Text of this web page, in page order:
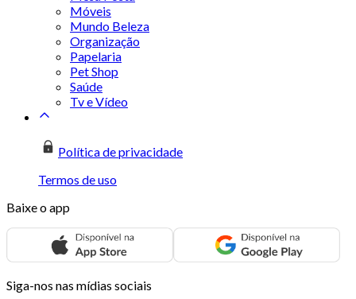
Móveis
Mundo Beleza
Organização
Papelaria
Pet Shop
Saúde
Tv e Vídeo
Política de privacidade
Termos de uso
Baixe o app
Siga-nos nas mídias sociais